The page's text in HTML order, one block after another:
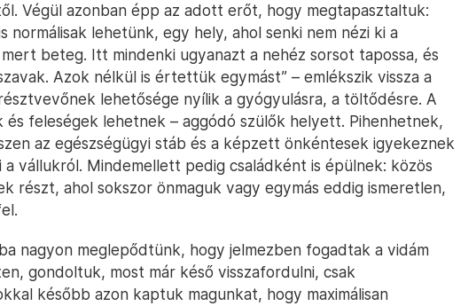
Végül azonban épp az adott erőt, hogy megtapasztaltuk:
normálisak lehetünk, egy hely, ahol senki nem nézi ki a
beteg. Itt mindenki ugyanazt a nehéz sorsot tapossa, és
Azok nélkül is értettük egymást” – emlékszik vissza a
lehetősége nyílik a gyógyulásra, a töltődésre. A
és feleségek lehetnek – aggódó szülők helyett. Pihenhetnek,
az egészségügyi stáb és a képzett önkéntesek igyekeznek
vállukról. Mindemellett pedig családként is épülnek: közös
részt, ahol sokszor önmaguk vagy egymás eddig ismeretlen,
nagyon meglepődtünk, hogy jelmezben fogadtak a vidám
gondoltuk, most már késő visszafordulni, csak
később azon kaptuk magunkat, hogy maximálisan